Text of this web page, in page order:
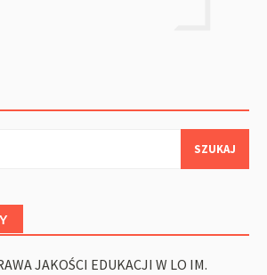
JAKOŚCI EDUKACJI W LO IM.